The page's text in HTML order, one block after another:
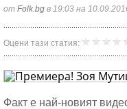
от Folk.bg в 19:03 на
Оцени тази статия:
Факт е най-новият